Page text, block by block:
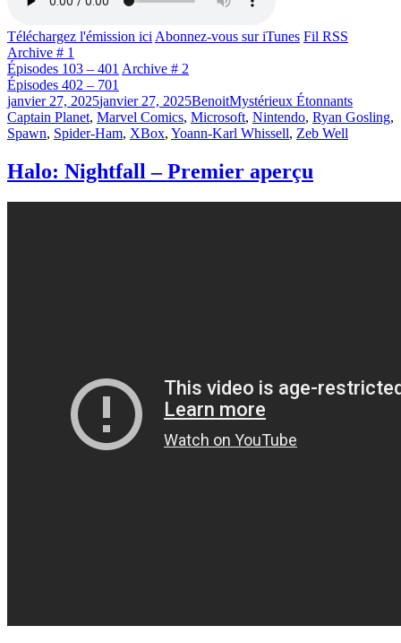
Téléchargez l'émission iciAbonnez-vous sur iTunes Fil RSS
Archive # 1
Épisodes 103 – 401 Archive # 2
Épisodes 402 – 701
Publié
le
janvier 27, 2025janvier 27, 2025BenoitCatégories
Mystérieux Étonnants
Captain Planet, Marvel Comics, Microsoft, Nintendo, Ryan Gosling,
Spawn, Spider-Ham, XBox, Yoann-Karl Whissell, Zeb Well
Halo: Nightfall – Premier aperçu